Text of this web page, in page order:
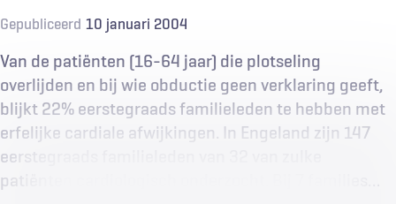
Gepubliceerd 10 januari 2004
Van de patiënten (16-64 jaar) die plotseling
overlijden en bij wie obductie geen verklaring geeft,
blijkt 22% eerstegraads familieleden te hebben met
erfelijke cardiale afwijkingen. In Engeland zijn 147
eerstegraads familieleden van 32 van zulke
patiënten cardiologisch onderzocht. Bij 7 families…